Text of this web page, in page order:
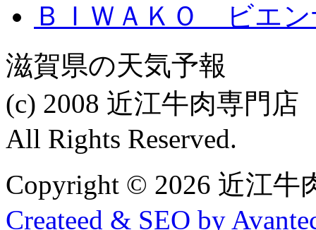
ＢＩＷＡＫＯ ビエン
滋賀県の天気予報
(c) 2008 近江牛肉専門
All Rights Reserved.
Copyright © 2026 近江
Createed & SEO by